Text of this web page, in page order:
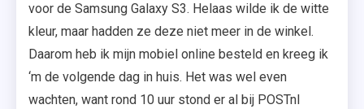
voor de Samsung Galaxy S3. Helaas wilde ik de witte
kleur, maar hadden ze deze niet meer in de winkel.
Daarom heb ik mijn mobiel online besteld en kreeg ik
‘m de volgende dag in huis. Het was wel even
wachten, want rond 10 uur stond er al bij POSTnl